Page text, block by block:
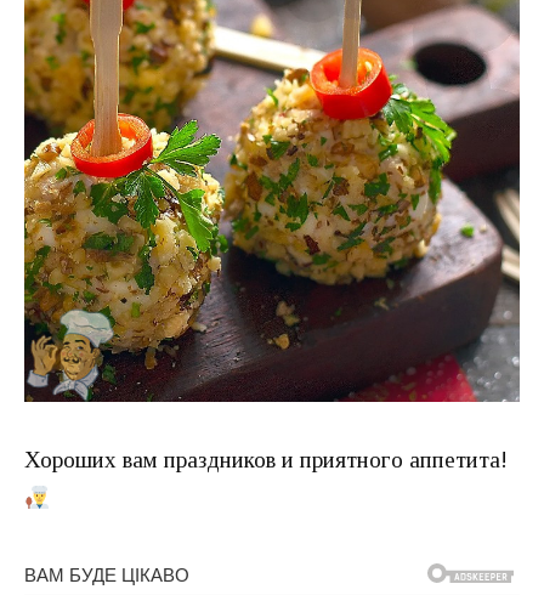
Хороших вам праздников и приятного аппетита!